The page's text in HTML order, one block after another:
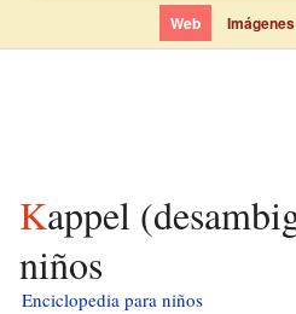
Web Imágenes
Kappel (desambiguación) para
niños
Enciclopedia para niños